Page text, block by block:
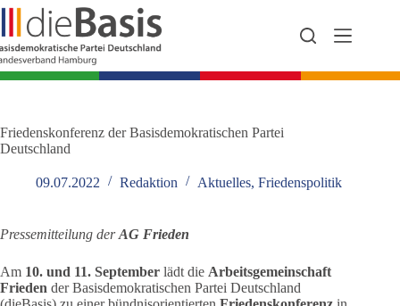
Zum
Inhalt
springen
Friedenskonferenz der Basisdemokratischen Partei
Deutschland
09.07.2022 Redaktion Aktuelles, Friedenspolitik
Pressemitteilung derAG Frieden
Am 10. und 11. September lädt die Arbeitsgemeinschaft
Frieden der Basisdemokratischen Partei Deutschland